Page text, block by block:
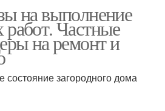
на выполнение
работ. Частные
на ремонт и
состояние загородного дома